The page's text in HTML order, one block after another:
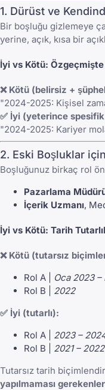
1. Dürüst ve
Bir boşluğu gizlemeye
yerine, açık, kısa bir
İyi vs Kötü:
❌ Kötü (belirsiz +
"2024-2025: Kişisel
✅ İyi (yeterince
"2024-2025: Kariyer
2. Eski Boşluklar
Boşluğunuz birkaç rol
Pazarlama
İçerik Uzmanı,
İyi vs Kötü: Tarih
❌ Kötü (tutarsız
Rol A |
Oca 2023
Rol B | 2022
✅ İyi (tutarlı):
Rol A | 2023 –
Rol B | 2021 – 2022
Tutarsız tarih
yapılmaması gerekenler